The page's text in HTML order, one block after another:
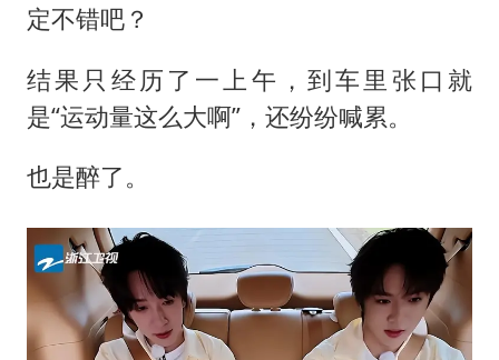
定不错吧？
结果只经历了一上午，到车里张口就
是“运动量这么大啊”，还纷纷喊累。
也是醉了。